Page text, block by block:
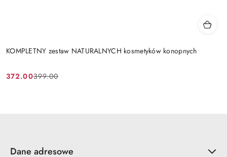
KOMPLETNY zestaw NATURALNYCH kosmetyków konopnych
Cena
372.00
Cena
399.00
Dane adresowe